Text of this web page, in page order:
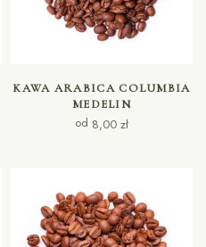
WYBIERZ OPCJE
KAWA ARABICA COLUMBIA
MEDELIN
od 8,00 zł